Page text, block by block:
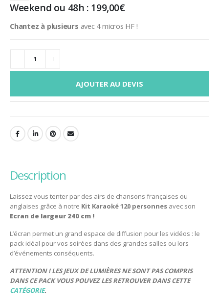
Weekend ou 48h : 199,00€
Chantez à plusieurs avec 4 micros HF !
AJOUTER AU DEVIS
description
Laissez vous tenter par des airs de chansons françaises ou
anglaises grâce à notre Kit Karaoké 120 personnes avec son
Ecran de largeur 240 cm !
L’écran permet un grand espace de diffusion pour les vidéos : le
pack idéal pour vos soirées dans des grandes salles ou lors
d’événements conséquents.
ATTENTION ! LES JEUX DE LUMIÈRES NE SONT PAS COMPRIS
DANS CE PACK VOUS POUVEZ LES RETROUVER DANS CETTE
CATÉGORIE.